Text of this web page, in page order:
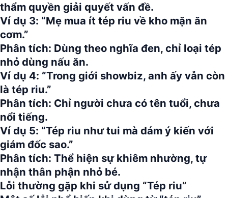
thẩm quyền giải quyết vấn đề.
Ví dụ 3: “Mẹ mua ít tép riu về kho mặn ăn
cơm.”
Phân tích: Dùng theo nghĩa đen, chỉ loại tép
nhỏ dùng nấu ăn.
Ví dụ 4: “Trong giới showbiz, anh ấy vẫn còn
là tép riu.”
Phân tích: Chỉ người chưa có tên tuổi, chưa
nổi tiếng.
Ví dụ 5: “Tép riu như tui mà dám ý kiến với
giám đốc sao.”
Phân tích: Thể hiện sự khiêm nhường, tự
nhận thân phận nhỏ bé.
Lỗi thường gặp khi sử dụng “Tép riu”